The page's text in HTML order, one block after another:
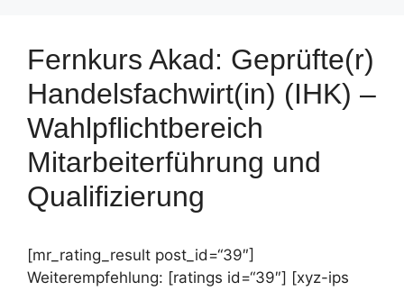
Fernkurs Akad: Geprüfte(r)
Handelsfachwirt(in) (IHK) –
Wahlpflichtbereich
Mitarbeiterführung und
Qualifizierung
[mr_rating_result post_id=“39″]
Weiterempfehlung: [ratings id=“39″] [xyz-ips